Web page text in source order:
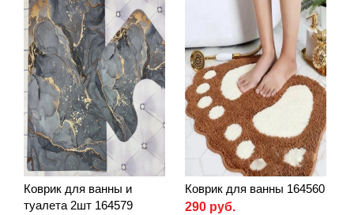
Коврик для ванны и
туалета 2шт 164579
Коврик для ванны 164560
290 руб.